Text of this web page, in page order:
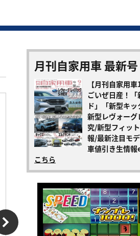
月刊自家用車 最新号
【月刊自家用
ごいぜ日産！
ド」「新型キ
新型レヴォー
究/新型フィッ
報/最新注目モ
車値引き生情
こちら